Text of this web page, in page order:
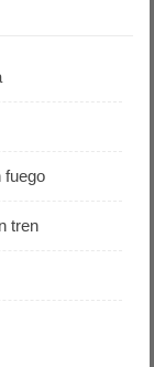
fuego
tren